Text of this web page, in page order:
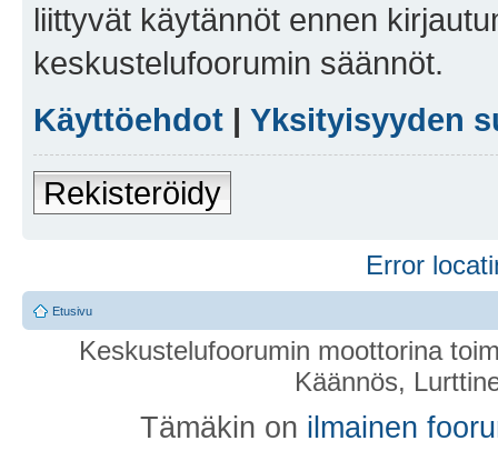
liittyvät käytännöt ennen
keskustelufoorumin säännöt.
Käyttöehdot | Yksityisyyden
Rekisteröidy
Error
Etusivu
Keskustelufoorumin moottorina
Käännös,
Tämäkin on ilmainen